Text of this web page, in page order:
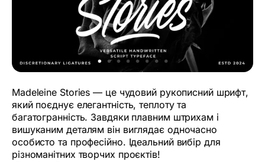
Madeleine Stories — це чудовий рукописний шрифт,
який поєднує елегантність, теплоту та
багатогранність. Завдяки плавним штрихам і
вишуканим деталям він виглядає одночасно
особисто та професійно. Ідеальний вибір для
різноманітних творчих проєктів!